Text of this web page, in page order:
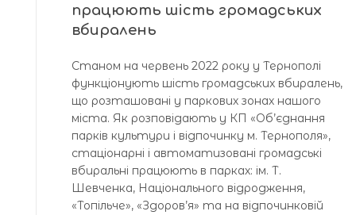
працюють шість громадських
вбиралень
Станом на червень 2022 року у Тернополі
функціонують шість громадських вбиралень,
що розташовані у паркових зонах нашого
міста. Як розповідають у КП «Об’єднання
парків культури і відпочинку м. Тернополя»,
стаціонарні і автоматизовані громадські
вбиральні працюють в парках: ім. Т.
Шевченка, Національного відродження,
«Топільче», «Здоров’я» та на відпочинковій